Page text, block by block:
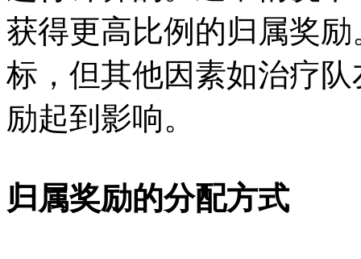
获得更高比例的归属奖
标，但其他因素如治疗
励起到影响。
归属奖励的分配方式